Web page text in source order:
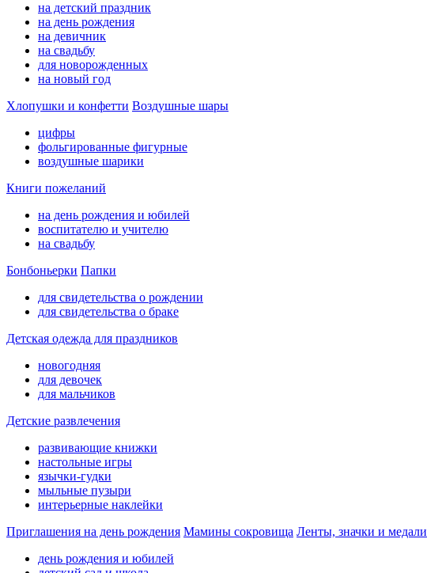
на детский праздник
на день рождения
на девичник
на свадьбу
для новорожденных
на новый год
Хлопушки и конфетти Воздушные шары
цифры
фольгированные фигурные
воздушные шарики
Книги пожеланий
на день рождения и юбилей
воспитателю и учителю
на свадьбу
Бонбоньерки Папки
для свидетельства о рождении
для свидетельства о браке
Детская одежда для праздников
новогодняя
для девочек
для мальчиков
Детские развлечения
развивающие книжки
настольные игры
язычки-гудки
мыльные пузыри
интерьерные наклейки
Приглашения на день рождения Мамины сокровища Ленты, значки и медали
день рождения и юбилей